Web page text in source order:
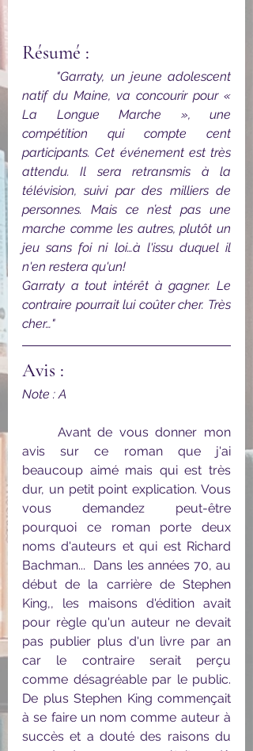
Résumé :
"Garraty, un jeune adolescent
natif du Maine, va concourir pour «
La Longue Marche », une
compétition qui compte cent
participants. Cet événement est très
attendu. Il sera retransmis à la
télévision, suivi par des milliers de
personnes. Mais ce n’est pas une
marche comme les autres, plutôt un
jeu sans foi ni loi…à l'issu duquel il
n'en restera qu'un!
Garraty a tout intérêt à gagner. Le
contraire pourrait lui coûter cher. Très
cher…"
Avis :
Note : A
avis sur ce roman que j'ai
beaucoup aimé mais qui est très
dur, un petit point explication. Vous
vous demandez peut-être
pourquoi ce roman porte deux
noms d'auteurs et qui est Richard
Bachman...  Dans les années 70, au
début de la carrière de Stephen
King,, les maisons d'édition avait
pour règle qu'un auteur ne devait
pas publier plus d'un livre par an
car le contraire serait perçu
comme désagréable par le public.
De plus Stephen King commençait
à se faire un nom comme auteur à
succès et a douté des raisons du